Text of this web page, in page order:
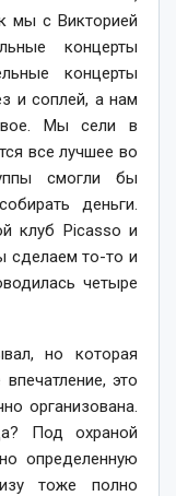
мы с Викторией
концерты
концерты
и соплей, а нам
Мы сели в
все лучшее во
смогли бы
деньги.
клуб Picasso и
сделаем то-то и
четыре
но которая
это
организована.
Под охраной
определенную
тоже полно